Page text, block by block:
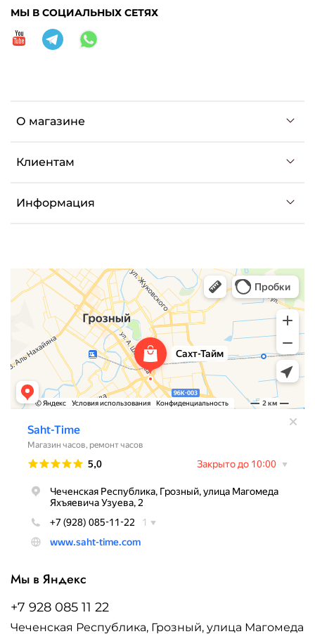
О магазине
Клиентам
Информация
МЫ В СОЦИАЛЬНЫХ СЕТЯХ
Мы в Яндекс
+7 928 085 11 22
Чеченская Республика, Грозный, улица Магомеда